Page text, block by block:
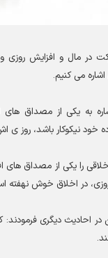
در مال و افزایش روزی
می کنیم.
به یکی از مصداق های
خود نیکوکار باشد، روز ی
را یکی از مصداق های
در اخلاق خوش نهفته
احادیث دیگری فرمودند:
.